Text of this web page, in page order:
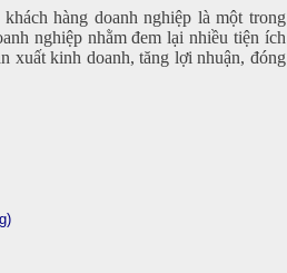
hàng doanh nghiệp là một trong
nghiệp nhằm đem lại nhiều tiện ích
xuất kinh doanh, tăng lợi nhuận, đóng